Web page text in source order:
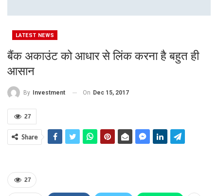
LATEST NEWS
बैंक अकाउंट को आधार से लिंक करना है बहुत ही
आसान
By Investment On Dec 15, 2017
27
Share
27